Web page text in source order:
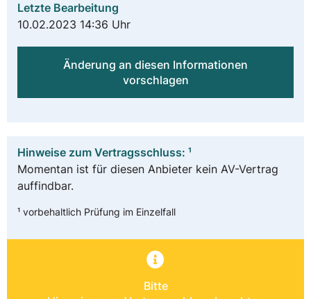
Letzte Bearbeitung
10.02.2023 14:36 Uhr
Änderung an diesen Informationen
vorschlagen
Hinweise zum Vertragsschluss: ¹
Momentan ist für diesen Anbieter kein AV-Vertrag
auffindbar.
¹ vorbehaltlich Prüfung im Einzelfall
Bitte